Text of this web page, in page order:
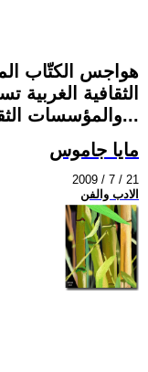
الثقافية
والمؤسسات الثقافية السورية غافية...
مايا جاموس
2009 / 7 / 21
الادب والفن